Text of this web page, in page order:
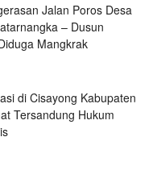
Jalan Poros Desa
– Dusun
Mangkrak
di Cisayong Kabupaten
Tersandung Hukum